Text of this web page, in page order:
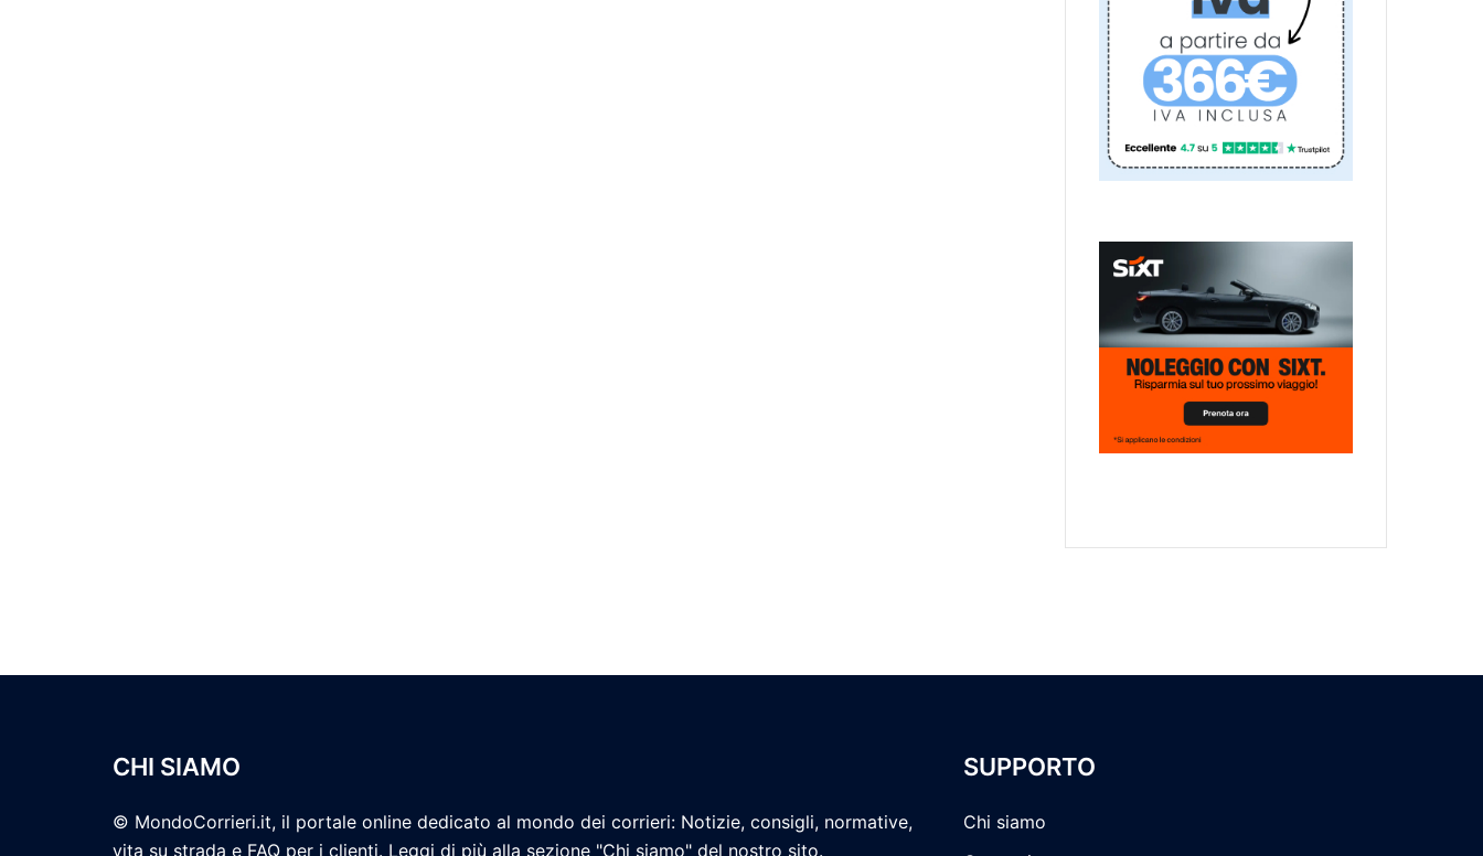
CHI SIAMO
© MondoCorrieri.it, il portale online dedicato al mondo dei corrieri: Notizie, consigli, normative,
vita su strada e FAQ per i clienti. Leggi di più alla sezione "Chi siamo" del nostro sito.
SUPPORTO
Chi siamo